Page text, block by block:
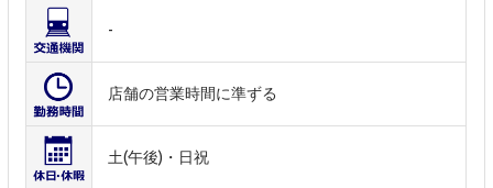
-
店舗の営業時間に準ずる
土(午後)・日祝